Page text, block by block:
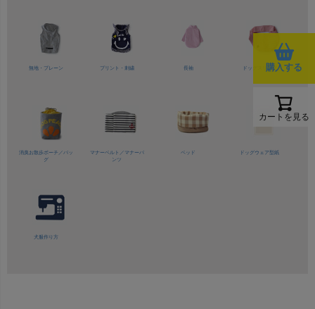
購入する
カートを見る
無地・プレーン プリント・刺繍 長袖 ドッグスリング
消臭お散歩ポーチ／バッ
グ
マナーベルト／ マナーパ
ンツ
ベッド ドッグウェア型紙
犬服作り方